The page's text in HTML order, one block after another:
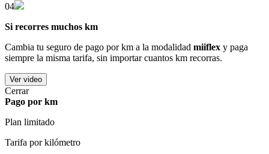
04
Si recorres muchos km
Cambia tu seguro de pago por km a la modalidad miiflex y paga
siempre la misma tarifa, sin importar cuantos km recorras.
Ver video
Cerrar
Pago por km
Plan limitado
Tarifa por kilómetro